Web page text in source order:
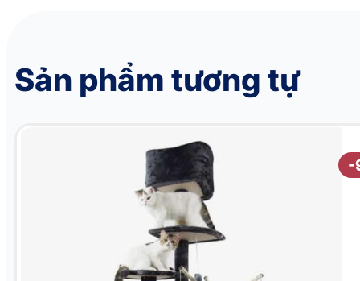
Sản phẩm tương tự
-